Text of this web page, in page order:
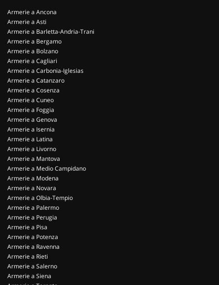
Armerie a Ancona
Armerie a Asti
Armerie a Barletta-Andria-Trani
Armerie a Bergamo
Armerie a Bolzano
Armerie a Cagliari
Armerie a Carbonia-Iglesias
Armerie a Catanzaro
Armerie a Cosenza
Armerie a Cuneo
Armerie a Foggia
Armerie a Genova
Armerie a Isernia
Armerie a Latina
Armerie a Livorno
Armerie a Mantova
Armerie a Medio Campidano
Armerie a Modena
Armerie a Novara
Armerie a Olbia-Tempio
Armerie a Palermo
Armerie a Perugia
Armerie a Pisa
Armerie a Potenza
Armerie a Ravenna
Armerie a Rieti
Armerie a Salerno
Armerie a Siena